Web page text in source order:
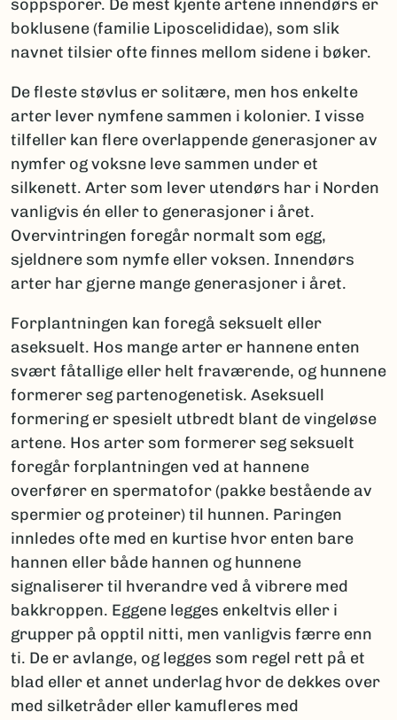
soppsporer. De mest kjente artene innendørs er
boklusene (familie Liposcelididae), som slik
navnet tilsier ofte finnes mellom sidene i bøker.
De fleste støvlus er solitære, men hos enkelte
arter lever nymfene sammen i kolonier. I visse
tilfeller kan flere overlappende generasjoner av
nymfer og voksne leve sammen under et
silkenett. Arter som lever utendørs har i Norden
vanligvis én eller to generasjoner i året.
Overvintringen foregår normalt som egg,
sjeldnere som nymfe eller voksen. Innendørs
arter har gjerne mange generasjoner i året.
Forplantningen kan foregå seksuelt eller
aseksuelt. Hos mange arter er hannene enten
svært fåtallige eller helt fraværende, og hunnene
formerer seg partenogenetisk. Aseksuell
formering er spesielt utbredt blant de vingeløse
artene. Hos arter som formerer seg seksuelt
foregår forplantningen ved at hannene
overfører en spermatofor (pakke bestående av
spermier og proteiner) til hunnen. Paringen
innledes ofte med en kurtise hvor enten bare
hannen eller både hannen og hunnene
signaliserer til hverandre ved å vibrere med
bakkroppen. Eggene legges enkeltvis eller i
grupper på opptil nitti, men vanligvis færre enn
ti. De er avlange, og legges som regel rett på et
blad eller et annet underlag hvor de dekkes over
med silketråder eller kamufleres med